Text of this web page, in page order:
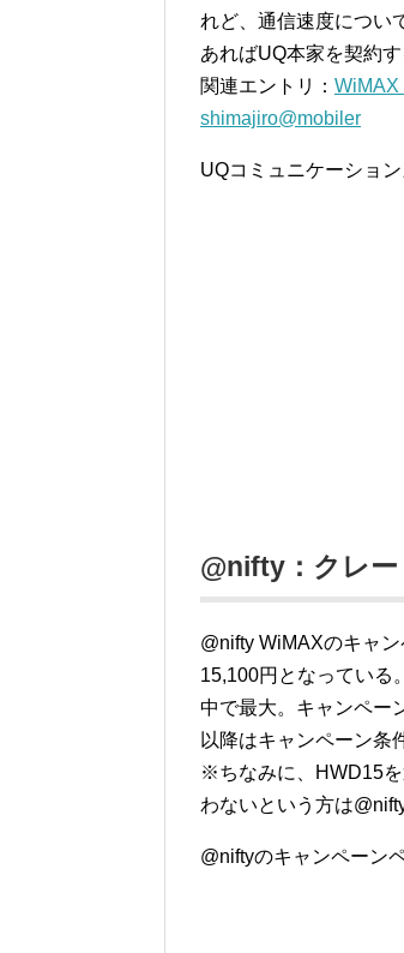
れど、通信速度につい
あればUQ本家を契約す
関連エントリ： WiMAX
shimajiro@mobiler
UQコミュニケーショ
@nifty：クレ
@nifty WiMAXのキャ
15,100円となっている
中で最大。キャンペー
以降はキャンペーン条
※ちなみに、HWD15
わないという方は
@niftyのキャンペーン